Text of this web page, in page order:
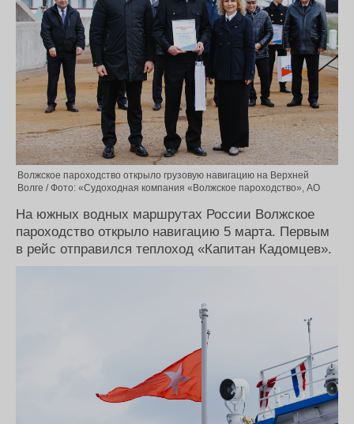
Волжское пароходство открыло грузовую навигацию на Верхней
Волге / Фото: «Судоходная компания «Волжское пароходство», АО
На южных водных маршрутах России Волжское
пароходство открыло навигацию 5 марта. Первым
в рейс отправился теплоход «Капитан Кадомцев».